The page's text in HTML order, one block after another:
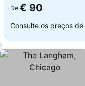
De € 90
Consulte os preços de